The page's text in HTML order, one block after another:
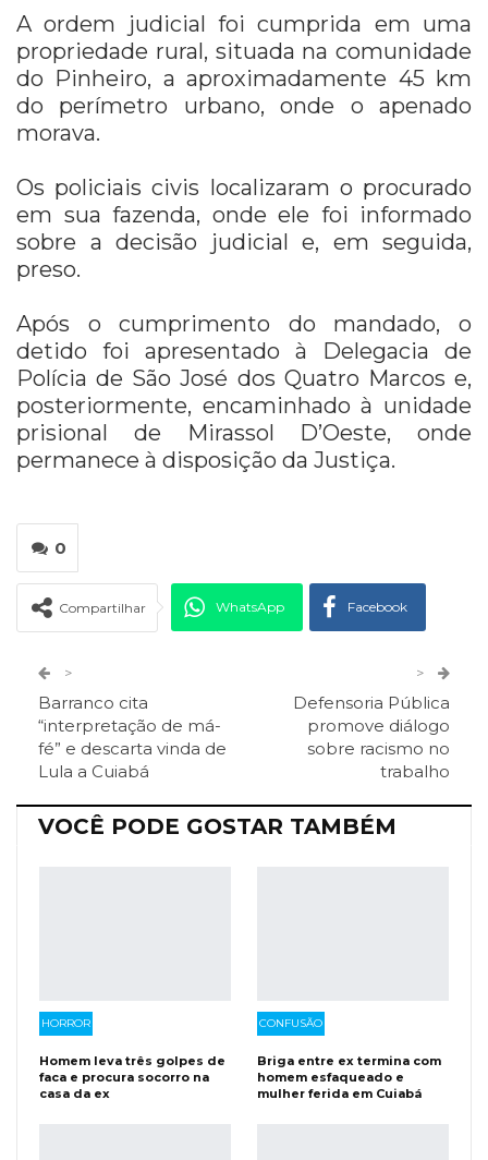
A ordem judicial foi cumprida em uma
propriedade rural, situada na comunidade
do Pinheiro, a aproximadamente 45 km
do perímetro urbano, onde o apenado
morava.
Os policiais civis localizaram o procurado
em sua fazenda, onde ele foi informado
sobre a decisão judicial e, em seguida,
preso.
Após o cumprimento do mandado, o
detido foi apresentado à Delegacia de
Polícia de São José dos Quatro Marcos e,
posteriormente, encaminhado à unidade
prisional de Mirassol D’Oeste, onde
permanece à disposição da Justiça.
0
Compartilhar WhatsApp Facebook
Facebook Messenger O email
>
Barranco cita
“interpretação de má-
fé” e descarta vinda de
Lula a Cuiabá
>
Defensoria Pública
promove diálogo
sobre racismo no
trabalho
VOCÊ PODE GOSTAR TAMBÉM
HORROR
Homem leva três golpes de
faca e procura socorro na
casa da ex
CONFUSÃO
Briga entre ex termina com
homem esfaqueado e
mulher ferida em Cuiabá